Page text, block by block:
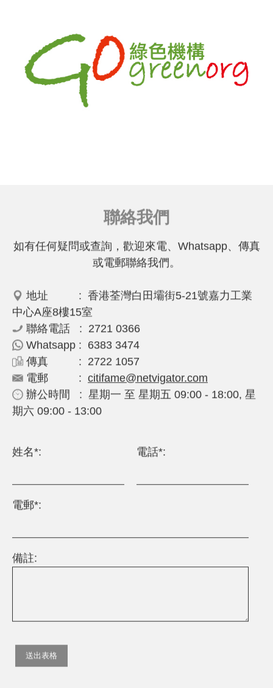
聯絡我們
如有任何疑問或查詢，歡迎來電、Whatsapp、傳真
或電郵聯絡我們。
地址 : 香港荃灣白田壩街5-21號嘉力工業
中心A座8樓15室
聯絡電話 : 2721 0366
Whatsapp : 6383 3474
傳真 : 2722 1057
電郵 : citifame@netvigator.com
辦公時間 : 星期一 至 星期五 09:00 - 18:00, 星
期六 09:00 - 13:00
姓名*: 電話*:
電郵*:
備註: